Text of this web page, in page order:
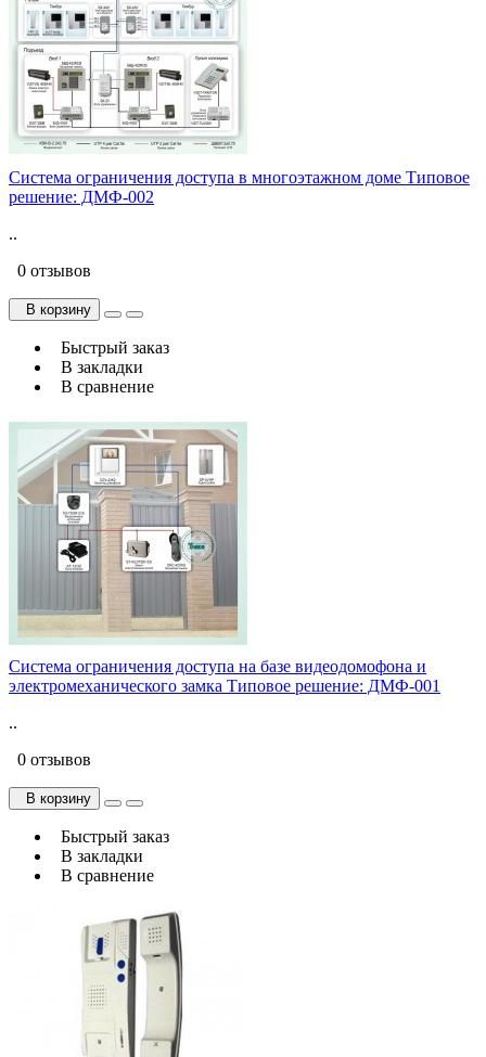
Система ограничения доступа в многоэтажном доме Типовое
решение: ДМФ-002
..
0 отзывов
В корзину
Быстрый заказ
В закладки
В сравнение
Система ограничения доступа на базе видеодомофона и
электромеханического замка Типовое решение: ДМФ-001
..
0 отзывов
В корзину
Быстрый заказ
В закладки
В сравнение